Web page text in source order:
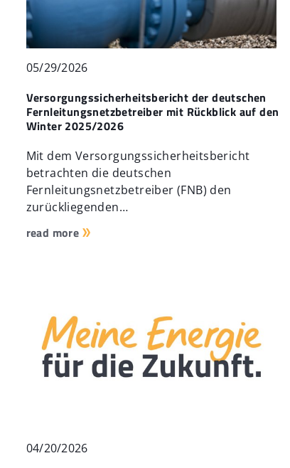
05/29/2026
Versorgungssicherheitsbericht der deutschen
Fernleitungsnetzbetreiber mit Rückblick auf den
Winter 2025/2026
Mit dem Versorgungssicherheitsbericht
betrachten die deutschen
Fernleitungsnetzbetreiber (FNB) den
zurückliegenden…
read more
04/20/2026